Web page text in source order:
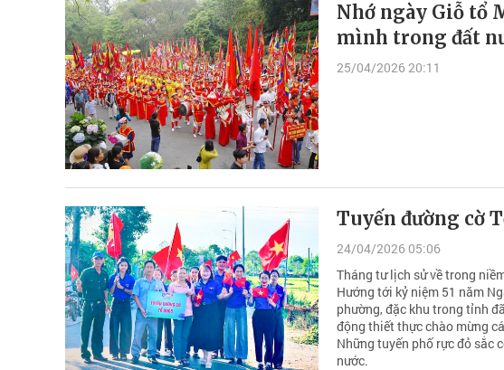
Nhớ ngày Giỗ tổ
mình trong đất
25/04/2026 20:11
Tuyến đường cờ
24/04/2026 05:06
Tháng tư lịch sử về trong
Hướng tới kỷ niệm 51 năm
phường, đặc khu trong tỉnh
động thiết thực chào mừng
Những tuyến phố rực đỏ sắc
nước.